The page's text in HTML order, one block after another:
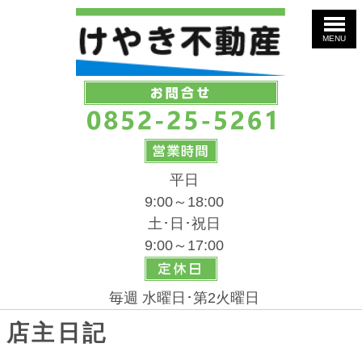
MENU
平日
9:00～18:00
土･日･祝日
9:00～17:00
毎週 水曜日･第2火曜日
店主日記